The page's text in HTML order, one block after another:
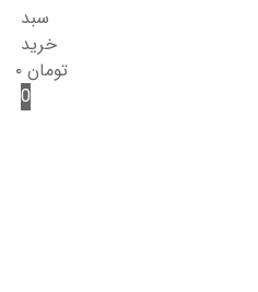
سبد
خرید
تومان ۰
0